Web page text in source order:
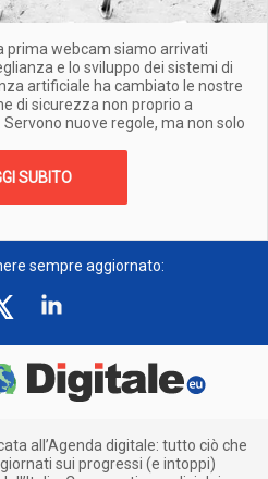
prima webcam siamo arrivati
e lo sviluppo dei sistemi di
artificiale ha cambiato le nostre
di sicurezza non proprio a
nuove regole, ma non solo
SUBITO
sempre aggiornato:
all’Agenda digitale: tutto ciò che
sui progressi (e intoppi)